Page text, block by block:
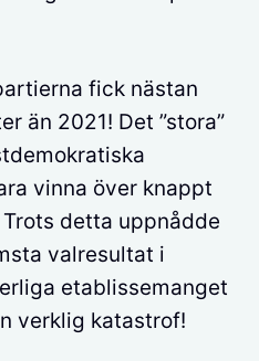
fick nästan
än 2021! Det ”stora”
vinna över knappt
detta uppnådde
valresultat i
etablissemanget
verklig katastrof!